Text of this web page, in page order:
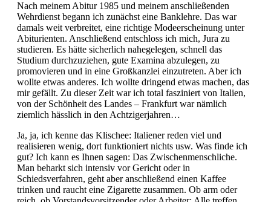
Nach meinem Abitur 1985 und meinem anschließenden
Wehrdienst begann ich zunächst eine Banklehre. Das war
damals weit verbreitet, eine richtige Modeerscheinung unter
Abiturienten. Anschließend entschloss ich mich, Jura zu
studieren. Es hätte sicherlich nahegelegen, schnell das
Studium durchzuziehen, gute Examina abzulegen, zu
promovieren und in eine Großkanzlei einzutreten. Aber ich
wollte etwas anderes. Ich wollte dringend etwas machen, das
mir gefällt. Zu dieser Zeit war ich total fasziniert von Italien,
von der Schönheit des Landes – Frankfurt war nämlich
ziemlich hässlich in den Achtzigerjahren…
Ja, ja, ich kenne das Klischee: Italiener reden viel und
realisieren wenig, dort funktioniert nichts usw. Was finde ich
gut? Ich kann es Ihnen sagen: Das Zwischenmenschliche.
Man beharkt sich intensiv vor Gericht oder in
Schiedsverfahren, geht aber anschließend einen Kaffee
trinken und raucht eine Zigarette zusammen. Ob arm oder